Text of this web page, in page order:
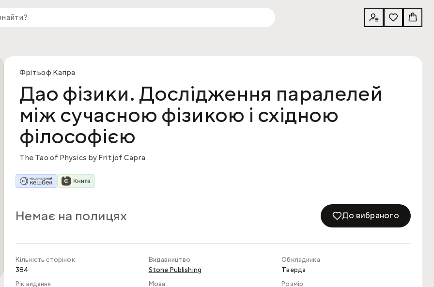
Фрітьоф Капра
Дао фізики. Дослідження паралелей
між сучасною фізикою і східною
філософією
The Tao of Physics by Fritjof Capra
Немає на полицях До вибраного
Кількість сторінок
384
Видавництво
Stone Publishing
Обкладинка
Тверда
Рік видання
Мова
Розмір